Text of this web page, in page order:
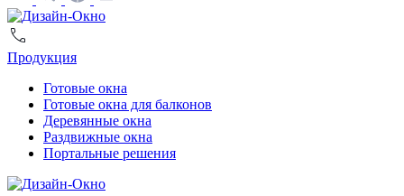
Продукция
Готовые окна
Готовые окна для балконов
Деревянные окна
Раздвижные окна
Портальные решения